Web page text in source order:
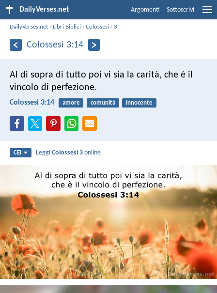
DailyVerses.net Argomenti Sottoscrivi
DailyVerses.net ›Libri Biblici ›Colossesi ›3
Colossesi 3:14
Al di sopra di tutto poi vi sia la carità, che è il
vincolo di perfezione.
Colossesi 3:14 amore comunità innocente
CEI LeggiColossesi 3 online